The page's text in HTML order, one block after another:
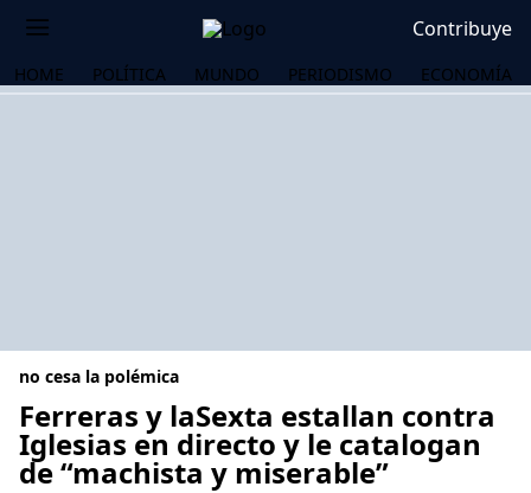
Contribuye
HOME POLÍTICA MUNDO PERIODISMO ECONOMÍA
no cesa la polémica
Ferreras y laSexta estallan contra
Iglesias en directo y le catalogan
de “machista y miserable”